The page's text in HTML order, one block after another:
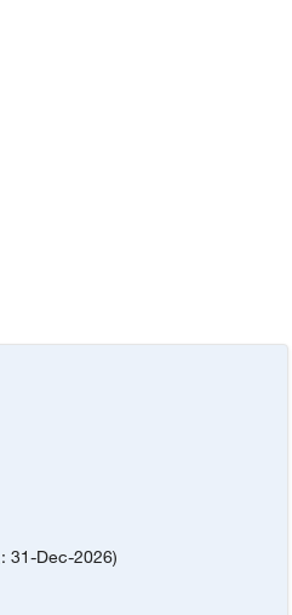
:31-Dec-2026)